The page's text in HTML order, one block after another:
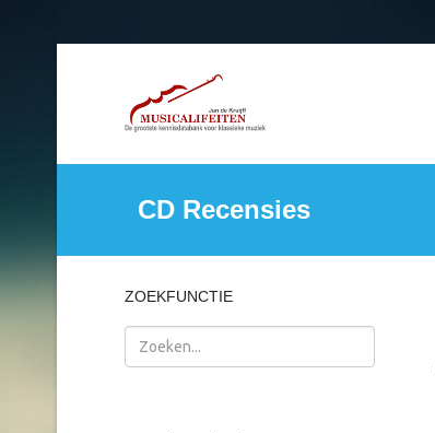
CD Recensies
ZOEKFUNCTIE
Zoeken